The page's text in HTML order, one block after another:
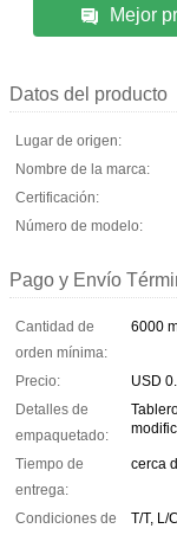
Mejor
Datos del producto
Lugar de origen:
Nombre de la marca:
Certificación:
Número de modelo:
Pago y Envío
Cantidad de
orden mínima:
6000
Precio:
USD
Detalles de
empaquetado:
Tiempo de
entrega:
cerca
Condiciones de
T/T, L/